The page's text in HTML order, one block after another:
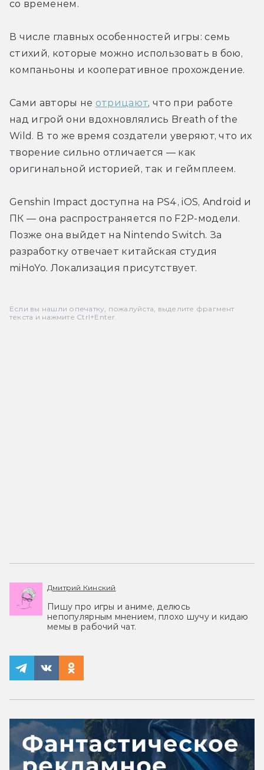
со временем.
В числе главных особенностей игры: семь
стихий, которые можно использовать в бою,
компаньоны и кооперативное прохождение.
Сами авторы не отрицают, что при работе
над игрой они вдохновлялись Breath of the
Wild. В то же время создатели уверяют, что их
творение сильно отличается — как
оригинальной историей, так и геймплеем.
Genshin Impact доступна на PS4, iOS, Android и
ПК — она распространяется по F2P-модели.
Позже она выйдет на Nintendo Switch. За
разработку отвечает китайская студия
miHoYo. Локализация присутствует.
Если вы нашли опечатку, пожалуйста, выделите фрагмент
текста и нажмите Ctrl+Enter.
Дмитрий Кинский
Пишу про игры и аниме, делюсь
непопулярным мнением, плохо шучу и кидаю
мемы в рабочий чат.